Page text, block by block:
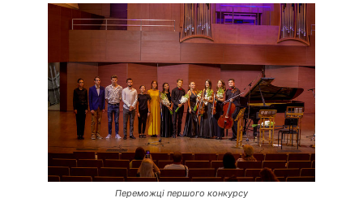
Переможці першого конкурсу